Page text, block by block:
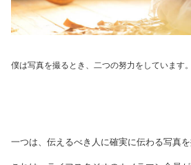
僕は写真を撮るとき、二つの努力をしています。
一つは、伝えるべき人に確実に伝わる写真を